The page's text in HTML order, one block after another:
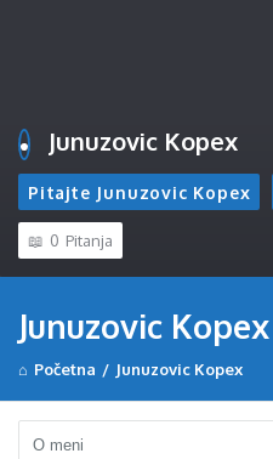
Junuzovic Kopex
Pitajte Junuzovic Kopex
0 Pitanja
Junuzovic Kopex
Početna / Junuzovic Kopex